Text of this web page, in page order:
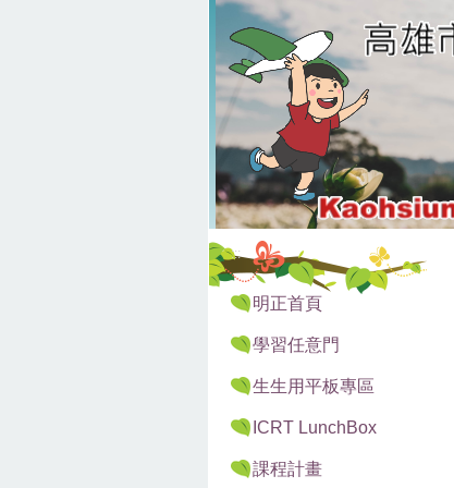
:::
明正首頁
學習任意門
生生用平板專區
ICRT LunchBox
課程計畫